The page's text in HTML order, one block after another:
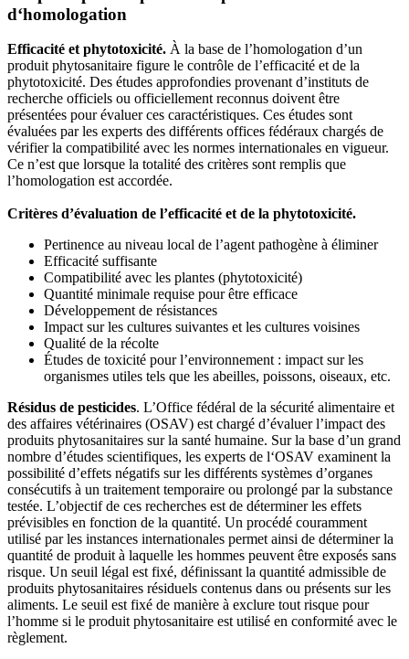
d‘homologation
Efficacité et phytotoxicité. À la base de l’homologation d’un
produit phytosanitaire figure le contrôle de l’efficacité et de la
phytotoxicité. Des études approfondies provenant d’instituts de
recherche officiels ou officiellement reconnus doivent être
présentées pour évaluer ces caractéristiques. Ces études sont
évaluées par les experts des différents offices fédéraux chargés de
vérifier la compatibilité avec les normes internationales en vigueur.
Ce n’est que lorsque la totalité des critères sont remplis que
l’homologation est accordée.
Critères d’évaluation de l’efficacité et de la phytotoxicité.
Pertinence au niveau local de l’agent pathogène à éliminer
Efficacité suffisante
Compatibilité avec les plantes (phytotoxicité)
Quantité minimale requise pour être efficace
Développement de résistances
Impact sur les cultures suivantes et les cultures voisines
Qualité de la récolte
Études de toxicité pour l’environnement : impact sur les
organismes utiles tels que les abeilles, poissons, oiseaux, etc.
Résidus de pesticides. L’Office fédéral de la sécurité alimentaire et
des affaires vétérinaires (OSAV) est chargé d’évaluer l’impact des
produits phytosanitaires sur la santé humaine. Sur la base d’un grand
nombre d’études scientifiques, les experts de l‘OSAV examinent la
possibilité d’effets négatifs sur les différents systèmes d’organes
consécutifs à un traitement temporaire ou prolongé par la substance
testée. L’objectif de ces recherches est de déterminer les effets
prévisibles en fonction de la quantité. Un procédé couramment
utilisé par les instances internationales permet ainsi de déterminer la
quantité de produit à laquelle les hommes peuvent être exposés sans
risque. Un seuil légal est fixé, définissant la quantité admissible de
produits phytosanitaires résiduels contenus dans ou présents sur les
aliments. Le seuil est fixé de manière à exclure tout risque pour
l’homme si le produit phytosanitaire est utilisé en conformité avec le
règlement.